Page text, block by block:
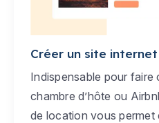
Créer un site
Indispensable pour faire
chambre d’hôte ou
de location vous permet